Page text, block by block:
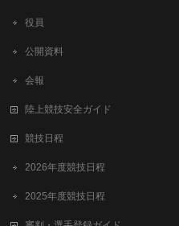
役員
公開資料
会報
陸上競技安全ガイド
競技日程
2026年度競技日程
2025年度競技日程